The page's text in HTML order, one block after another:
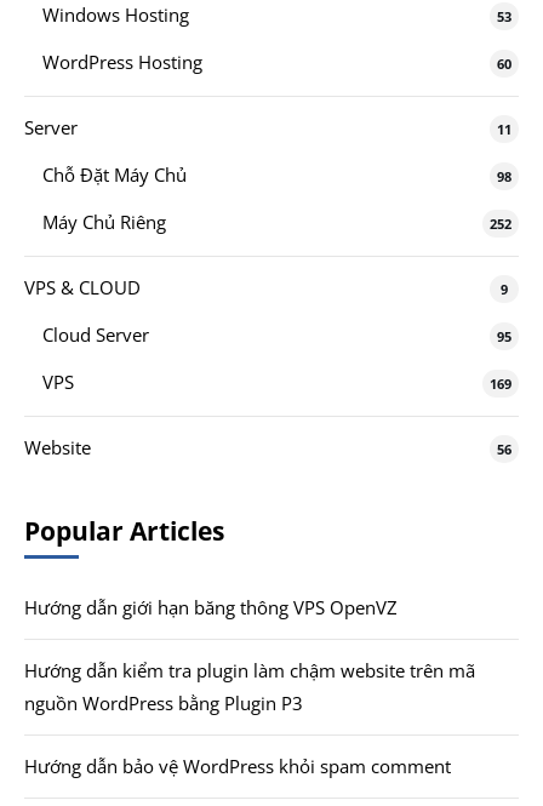
Windows Hosting 53
WordPress Hosting 60
Server 11
Chỗ Đặt Máy Chủ 98
Máy Chủ Riêng 252
VPS & CLOUD 9
Cloud Server 95
VPS 169
Website 56
Popular Articles
Hướng dẫn giới hạn băng thông VPS OpenVZ
Hướng dẫn kiểm tra plugin làm chậm website trên mã
nguồn WordPress bằng Plugin P3
Hướng dẫn bảo vệ WordPress khỏi spam comment